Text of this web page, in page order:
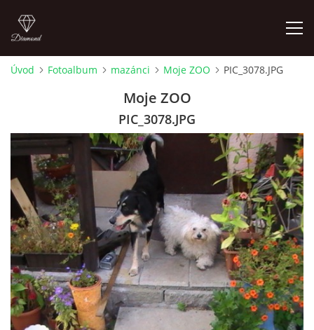
Pepouch
+420605716650
pepouch@seznam.cz
Úvod Fotoalbum mazánci Moje ZOO PIC_3078.JPG
Moje ZOO
PIC_3078.JPG